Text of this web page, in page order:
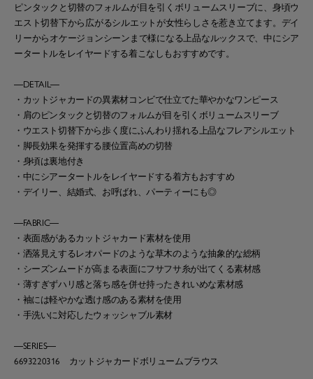
ピンタックと切替のフォルムが目を引くボリュームスリーブに、身頃ウ
エスト切替下から広がるシルエットが女性らしさを惹き立てます。デイ
リーからオケージョンシーンまで様になる上品なルックスで、中にシア
ータートルをレイヤードする着こなしもおすすめです。
―DETAIL―
・カットジャカードの異素材コンビで仕立てた華やかなワンピース
・肩のピンタックと切替のフォルムが目を引くボリュームスリーブ
・ウエスト切替下から歩く度にふんわり揺れる上品なフレアシルエット
・脚長効果を発揮する腰位置高めの切替
・身頃は裏地付き
・中にシアータートルをレイヤードする着方もおすすめ
・デイリー、結婚式、お呼ばれ、パーティーにも◎
―FABRIC―
・表面感があるカットジャカード素材を使用
・洒落見えするレオパードのような草木のような抽象的な総柄
・シーズンムードが高まる表面にフサフサ糸が出てくる素材感
・薄すぎずハリ感と落ち感を併せ持ったきれいめな素材感
・袖には軽やかな透け感のある素材を使用
・手洗いに対応したウォッシャブル素材
―SERIES―
6693220316 カットジャカードボリュームブラウス